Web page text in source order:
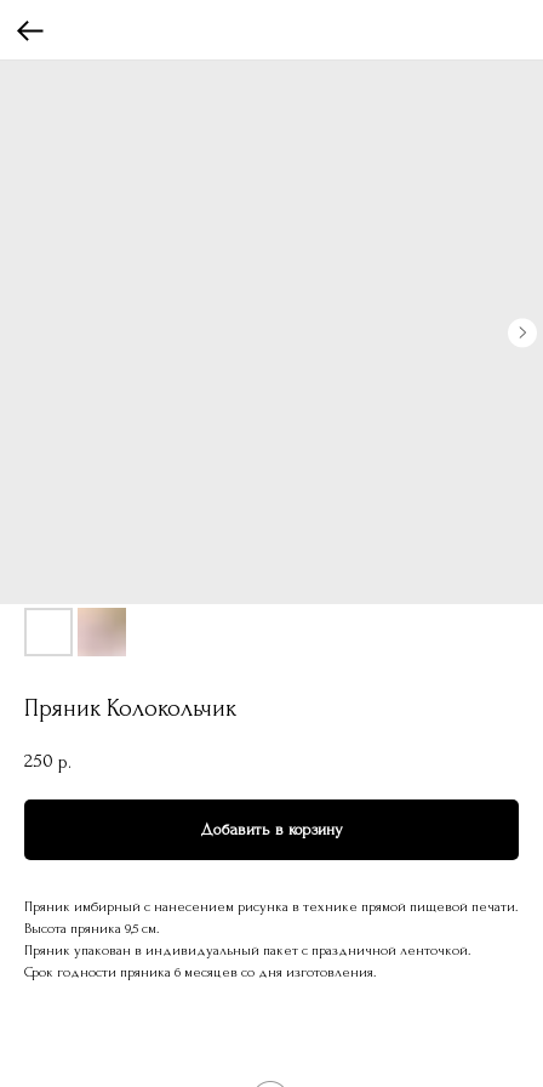
Пряник Колокольчик
250 р.
Добавить в корзину
Пряник имбирный с нанесением рисунка в технике прямой пищевой печати.
Высота пряника 9,5 см.
Пряник упакован в индивидуальный пакет с праздничной ленточкой.
Срок годности пряника 6 месяцев со дня изготовления.